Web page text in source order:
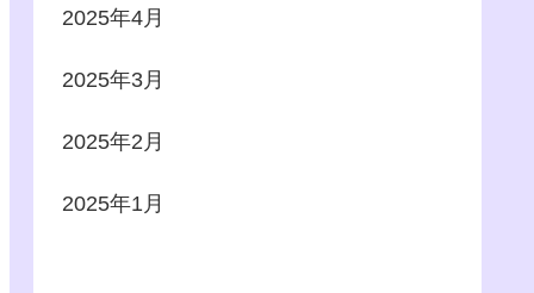
2025年4月
2025年3月
2025年2月
2025年1月